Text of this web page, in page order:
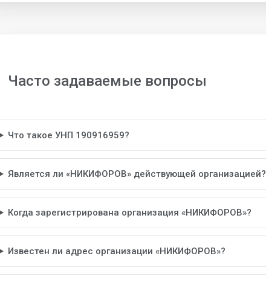
Часто задаваемые вопросы
Что такое УНП 190916959?
Является ли «НИКИФОРОВ» действующей организацией?
Когда зарегистрирована организация «НИКИФОРОВ»?
Известен ли адрес организации «НИКИФОРОВ»?